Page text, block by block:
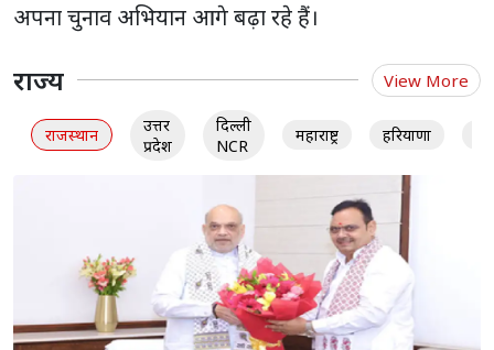
अपना चुनाव अभियान आगे बढ़ा रहे हैं।
राज्य View More
राजस्थान
उत्तर
प्रदेश
दिल्ली
NCR
महाराष्ट्र हरियाणा